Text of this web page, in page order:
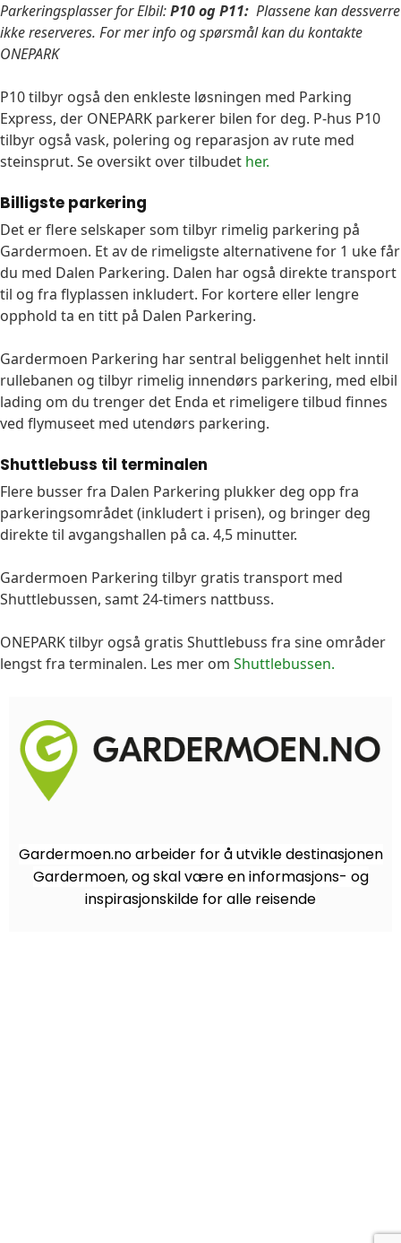
Parkeringsplasser for Elbil:P10 ogP11: Plassene kan dessverre
ikke reserveres. For mer info og spørsmål kan du kontakte
ONEPARK
P10 tilbyr også den enkleste løsningen med Parking
Express, der ONEPARK parkerer bilen for deg. P-hus P10
tilbyr også vask, polering og reparasjon av rute med
steinsprut. Se oversikt over tilbudet her.
Billigste parkering
Det er flere selskaper som tilbyr rimelig parkering på
Gardermoen. Et av de rimeligste alternativene for 1 uke får
du med Dalen Parkering. Dalen har også direkte transport
til og fra flyplassen inkludert. For kortere eller lengre
opphold ta en titt på Dalen Parkering.
Gardermoen Parkering har sentral beliggenhet helt inntil
rullebanen og tilbyr rimelig innendørs parkering, med elbil
lading om du trenger det Enda et rimeligere tilbud finnes
ved flymuseet med utendørs parkering.
Shuttlebuss til terminalen
Flere busser fra Dalen Parkering plukker deg opp fra
parkeringsområdet (inkludert i prisen), og bringer deg
direkte til avgangshallen på ca. 4,5 minutter.
Gardermoen Parkering tilbyr gratis transport med
Shuttlebussen, samt 24-timers nattbuss.
ONEPARK tilbyr også gratis Shuttlebuss fra sine områder
lengst fra terminalen. Les mer om Shuttlebussen.
Gardermoen.no arbeider for å utvikle destinasjonen
Gardermoen, og skal være en informasjons- og
inspirasjonskilde for alle reisende